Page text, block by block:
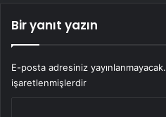
Bir yanıt yazın
E-posta adresiniz yayınlanmayacak.
işaretlenmişlerdir